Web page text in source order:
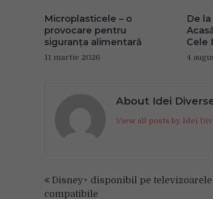
Microplasticele – o
provocare pentru
siguranța alimentară
11 martie 2026
De
Cele
4
About Idei
View all posts by Idei
în
Disney+ disponibil pe televizoarele
compatibile